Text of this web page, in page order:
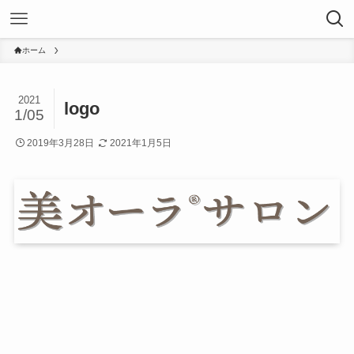
ホーム
logo
2021
1/05
2019年3月28日 2021年1月5日